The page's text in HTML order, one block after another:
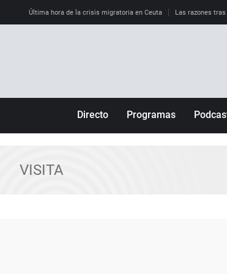
Última hora de la crisis migratoria en Ceuta Las razones
Directo Programas
VISITA